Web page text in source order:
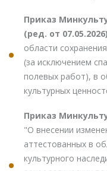
Приказ
(ред. от 07.05.2026)
области
(за исключением
полевых работ), в
культурных
Приказ
"О внесении
аттестованных в
культурного